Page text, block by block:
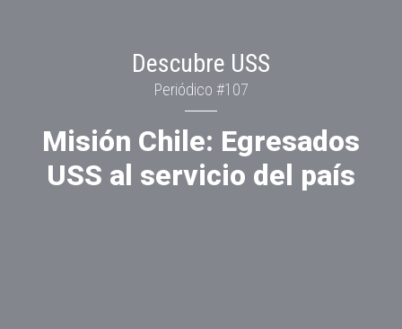
Descubre USS
Periódico #107
Misión Chile: Egresados
USS al servicio del país